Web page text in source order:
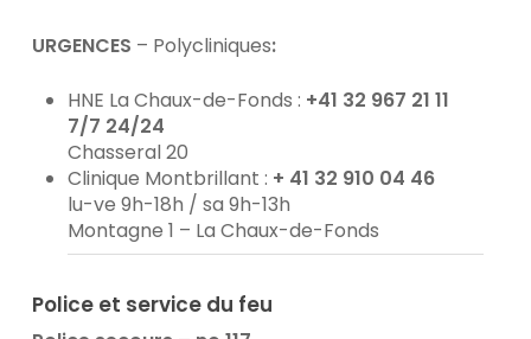
URGENCES – Polycliniques:
HNE La Chaux-de-Fonds : +41 32 967 21 11
7/7 24/24
Chasseral 20
Clinique Montbrillant : + 41 32 910 04 46
lu-ve 9h-18h / sa 9h-13h
Montagne 1 – La Chaux-de-Fonds
Police et service du feu